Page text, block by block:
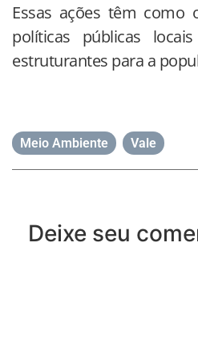
Essas ações têm como
políticas públicas
estruturantes para a
Meio Ambiente Vale
Deixe seu